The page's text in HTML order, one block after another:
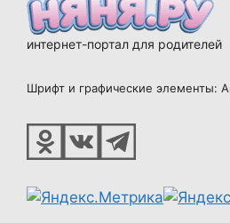
интернет-портал для родителей
Шрифт и графические элементы: